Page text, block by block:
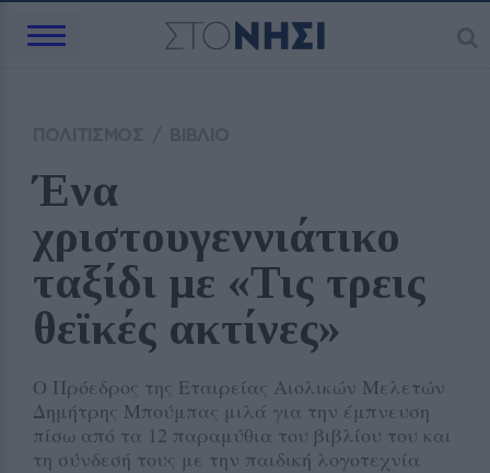
Ένα
χριστουγεννιάτικο
ταξίδι με «Τις τρεις
θεϊκές ακτίνες»
Ο Πρόεδρος της Εταιρείας Αιολικών Μελετών
Δημήτρης Μπούμπας μιλά για την έμπνευση
πίσω από τα 12 παραμύθια του βιβλίου του και
τη σύνδεσή τους με την παιδική λογοτεχνία